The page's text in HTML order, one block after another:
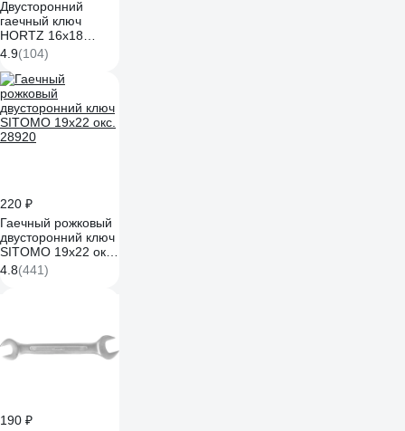
Двусторонний
гаечный ключ
HORTZ 16x18
хромированный
HOR 102234
4.9(104)
220 ₽
Гаечный рожковый
двусторонний ключ
SITOMO 19х22 окс.
28920
4.8(441)
190 ₽